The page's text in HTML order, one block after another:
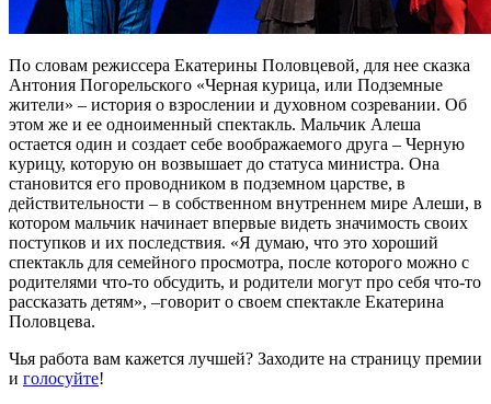
По словам режиссера Екатерины Половцевой, для нее сказка
Антония Погорельского «Черная курица, или Подземные
жители» – история о взрослении и духовном созревании. Об
этом же и ее одноименный спектакль. Мальчик Алеша
остается один и создает себе воображаемого друга – Черную
курицу, которую он возвышает до статуса министра. Она
становится его проводником в подземном царстве, в
действительности – в собственном внутреннем мире Алеши, в
котором мальчик начинает впервые видеть значимость своих
поступков и их последствия. «Я думаю, что это хороший
спектакль для семейного просмотра, после которого можно с
родителями что-то обсудить, и родители могут про себя что-то
рассказать детям», –говорит о своем спектакле Екатерина
Половцева.
Чья работа вам кажется лучшей? Заходите на страницу премии
и голосуйте!